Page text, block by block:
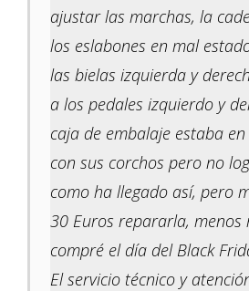
ajustar las marchas, la
los eslabones en mal
las bielas izquierda y
a los pedales izquierdo y
caja de embalaje estaba
con sus corchos pero no
como ha llegado así, pero
30 Euros repararla, menos
compré el día del Black
El servicio técnico y